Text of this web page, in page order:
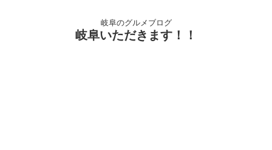
岐阜のグルメブログ
岐阜いただきます！！